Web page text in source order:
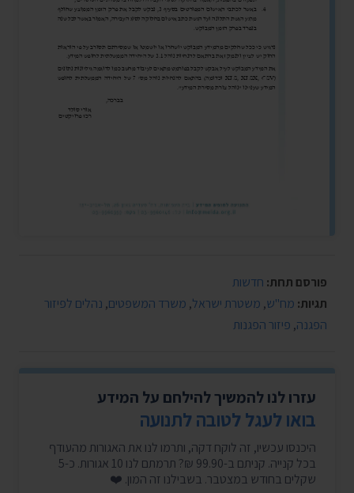
פורסם תחת: חדשות
תגיות: מח"ש, משטרת ישראל, משרד המשפטים, נהלים לפיזור
הפגנה, פיזור הפגנות
עזרו לנו להמשיך להילחם על המידע
בואו לעגל לטובה לתנועה
היכנסו עכשיו, זה לוקח דקה, ותרמו לנו את האגורות מהעודף
בכל קנייה. קניתם ב-99.90 ₪? תרמתם לנו 10 אגורות. כ-5
שקלים בחודש במצטבר. בשבילנו זה המון. ❤️